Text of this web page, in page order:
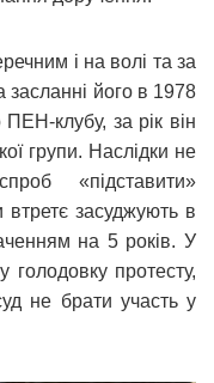
і на волі та за
його в 1978
клубу, за рік він
групи. Наслідки не
«підставити»
засуджують в
на 5 років. У
голодовку протесту,
не брати участь у